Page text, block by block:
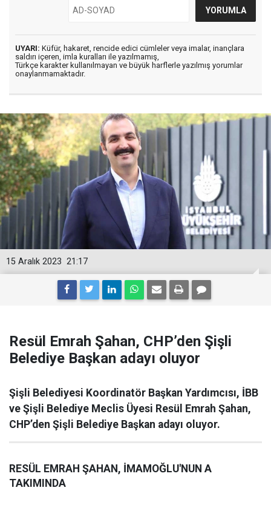
UYARI: Küfür, hakaret, rencide edici cümleler veya imalar, inançlara
saldırı içeren, imla kuralları ile yazılmamış,
Türkçe karakter kullanılmayan ve büyük harflerle yazılmış yorumlar
onaylanmamaktadır.
21:17
15 Aralık 2023
Resül Emrah Şahan, CHP’den Şişli
Belediye Başkan adayı oluyor
Şişli Belediyesi Koordinatör Başkan Yardımcısı, İBB
ve Şişli Belediye Meclis Üyesi Resül Emrah Şahan,
CHP’den Şişli Belediye Başkan adayı oluyor.
RESÜL EMRAH ŞAHAN, İMAMOĞLU'NUN A
TAKIMINDA